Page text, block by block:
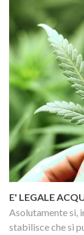
E' LEGALE
Asolutamente si,
stabilisce che si